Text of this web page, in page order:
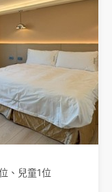
、兒童1位